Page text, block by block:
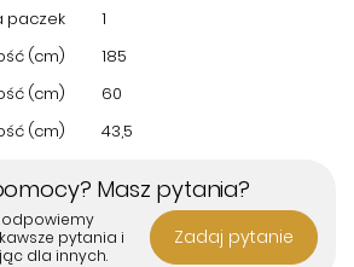
. To idealny wybór dla tych, którzy
o unikalnym designie, który będzie
łącząc naturalne piękno drewna z
paczek
1
(cm)
185
(cm)
60
(cm)
43,5
Masz pytania?
pytania i
dla innych.
Zadaj pytanie